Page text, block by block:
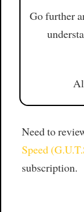
Go further
Need to
Speed
subscription.